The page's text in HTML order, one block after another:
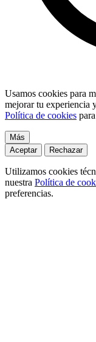
Usamos cookies para
mejorar tu experiencia
Política de cookies
Más
Aceptar
Rechazar
Utilizamos cookies
nuestra Política de
preferencias.